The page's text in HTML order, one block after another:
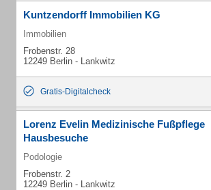
Kuntzendorff Immobilien KG
Immobilien
Frobenstr. 28
12249 Berlin - Lankwitz
Gratis-Digitalcheck
Lorenz Evelin Medizinische Fußpflege
Hausbesuche
Podologie
Frobenstr. 2
12249 Berlin - Lankwitz